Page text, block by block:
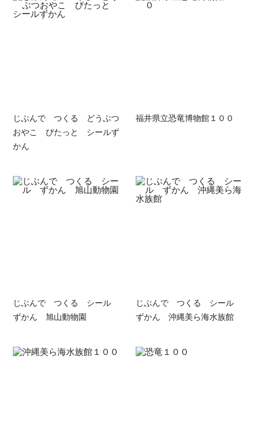
じぶんで つくる どうぶつ
おやこ ぴたっと シールず
かん
福井県立恐竜博物館１００
じぶんで つくる シール
ずかん 旭山動物園
じぶんで つくる シール
ずかん 沖縄美ら海水族館